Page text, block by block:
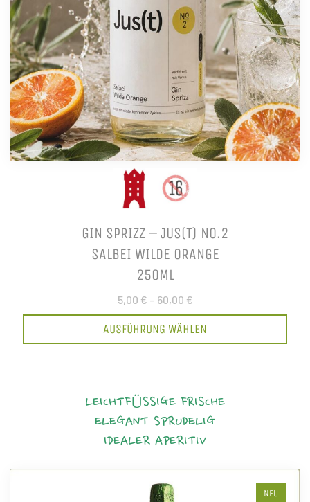
GIN SPRIZZ – JUS(T) NO.2
SALBEI WILDE ORANGE
250ML
5,00 € – 60,00 €
AUSFÜHRUNG WÄHLEN
LEICHTFÜSSIGE FRISCHE
ELEGANT SPRUDELIG
IDEALER APERITIV
NEU